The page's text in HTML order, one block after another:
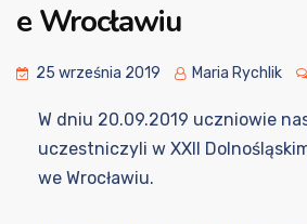
e Wrocławiu
25 września 2019 Maria Rychlik
W dniu 20.09.2019 uczniowie
uczestniczyli w XXII
we Wrocławiu.